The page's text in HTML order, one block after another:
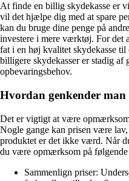
At finde en billig skydekasse er
vil det hjælpe dig med at spare
kan du bruge dine penge på
investere i mere værktøj. For det
fat i en høj kvalitet skydekasse
billigere skydekasser er stadig
opbevaringsbehov.
Hvordan genkender
Det er vigtigt at være
Nogle gange kan prisen være
produktet er det ikke værd. Når
du være opmærksom på
Sammenlign priser: